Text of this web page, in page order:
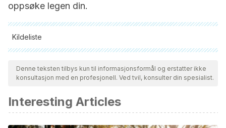
oppsøke legen din.
Kildeliste
Alle siterte kilder ble grundig gjennomgått av teamet vårt for å
sikre deres kvalitet, pålitelighet, aktualitet og validitet.
Bibliografien i denne artikkelen ble betraktet som pålitelig og
Bondavalli, C., Dall’Oglio, B., Schiavon, L., Luciano, M.,
Guatelli, S., Parma, P., … De Luise, E. (2004). Interstitial
Denne teksten tilbys kun til informasjonsformål og erstatter ikke
konsultasjon med en profesjonell. Ved tvil, konsulter din spesialist.
Interesting Articles